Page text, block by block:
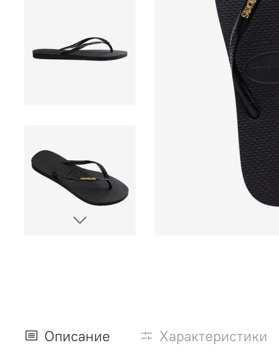
Описание Характеристики